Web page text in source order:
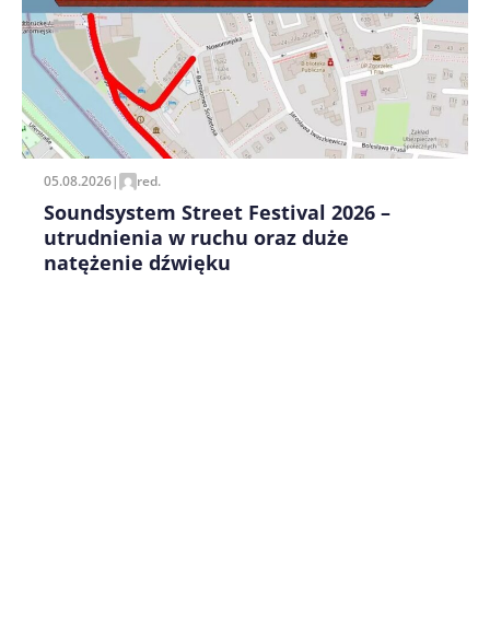
Zapamiętaj moje dane w tej przeglądarce podczas
pisania kolejnych komentarzy.
05.08.2026| red.
Soundsystem Street Festival 2026 –
utrudnienia w ruchu oraz duże
natężenie dźwięku